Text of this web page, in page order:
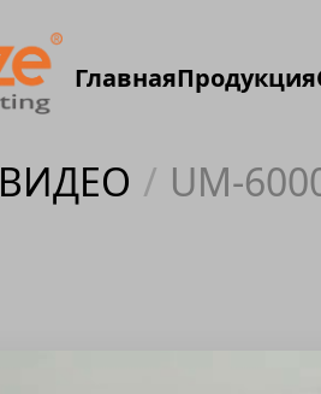
ГлавнаяПродукция
ВИДЕО / UM-